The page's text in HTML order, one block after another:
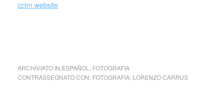
cctm.website
ARCHIVIATO IN:ESPAÑOL
FOTOGRAFIA
CONTRASSEGNATO CON: FOTOGRAFIA, LORENZO CARRUS